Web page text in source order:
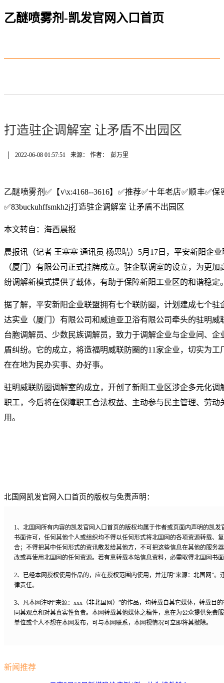
乙醚喷雾剂-凯发官网入口首页
打造驻企调解室 让矛盾不出园区
2022-06-08 01:57:51 来源： 作者： 彭万里
乙醚喷雾剂✅【v\x:4168--3616】✅推荐✅十年老店✅顺丰✅
✅83buckuhffsmkh2j打造驻企调解室 让矛盾不出园区
本文转自：海西晨报
晨报讯（记者 王塞塞 通讯员 杨思晴）5月17日，平安新阳企
（厦门）有限公司正式挂牌成立。驻企联调室的设立，为更
纷调解新模式提供了载体，有助于保障新阳工业区的和谐稳定
据了解，平安新阳企业联盟拥有七个联防圈，计划建成七个驻
达实业（厦门）有限公司和威迪亚卫浴有限公司牵头的驻明威
台胞调解员、少数民族调解员，致力于调解企业与企业间、
盾纠纷。它的成立，将造福明威联防圈的11家企业，切实为
在在地为民办实事、办好事。
驻明威联防圈调解室的成立，开创了新阳工业区涉企多元化调
职工，今后将在保障职工合法权益、主动参与民主管理、劳动
用。
北国网凯发官网入口首页的版权与免责声明：
1、北国网所有内容的凯发官网入口首页的版权均属于作者或页面内声明的凯
书面许可，任何其他个人或组织均不得以任何形式将北国网的各项资源转载、
合；不得把其中任何形式的资讯散发给其他方，不可把这些信息在其他的服务
改或再使用北国网的任何资源。若有意转载本站信息资料，必需取得北国网书
2、已经本网授权使用作品的，应在授权范围内使用，并注明“来源：北国网”
律责任。
3、凡本网注明“来源：xxx（非北国网）”的作品，均转载自其它媒体，转载目
同其观点和对其真实性负责。本网转载其他媒体之稿件，意在为公众提供免费
单位或个人不想在本网发布，可与本网联系，本网视情况可立即将其撤除。
新闻推荐